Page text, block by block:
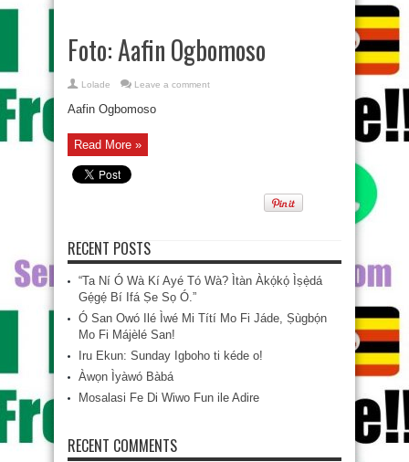
Foto: Aafin Ogbomoso
Lolade Leave a comment
Aafin Ogbomoso
Read More »
RECENT POSTS
“Ta Ní Ó Wà Kí Ayé Tó Wà? Ìtàn Àkọ́kọ́ Ìṣẹ̀dá
Gẹ́gẹ́ Bí Ifá Ṣe Sọ Ó.”
Ó San Owó Ilé Ìwé Mi Títí Mo Fi Jáde, Ṣùgbọ́n
Mo Fi Májèlé San!
Iru Ekun: Sunday Igboho ti kéde o!
Àwọn Ìyàwó Bàbá
Mosalasi Fe Di Wiwo Fun ile Adire
RECENT COMMENTS